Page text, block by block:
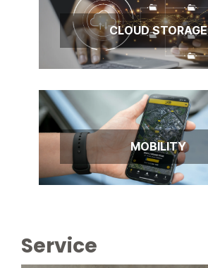
CLOUD STORAGE
MOBILITY
Service